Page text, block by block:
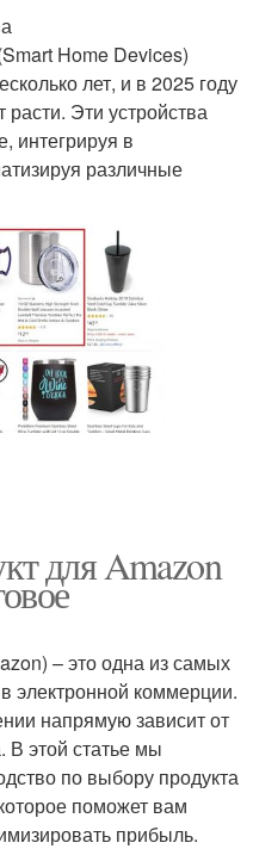
Home Devices)
лет, и в 2025 году
Эти устройства
интегрируя в
различные
для Amazon
– это одна из самых
электронной коммерции.
напрямую зависит от
В этой статье мы
по выбору продукта
поможет вам
прибыль.